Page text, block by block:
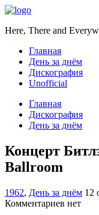
Here, There and
Главная
День за днём
Дискография
Unofficial
Главная
Дискография
День за днём
Концерт
Ballroom
1962, День за днём 12
Комментариев нет